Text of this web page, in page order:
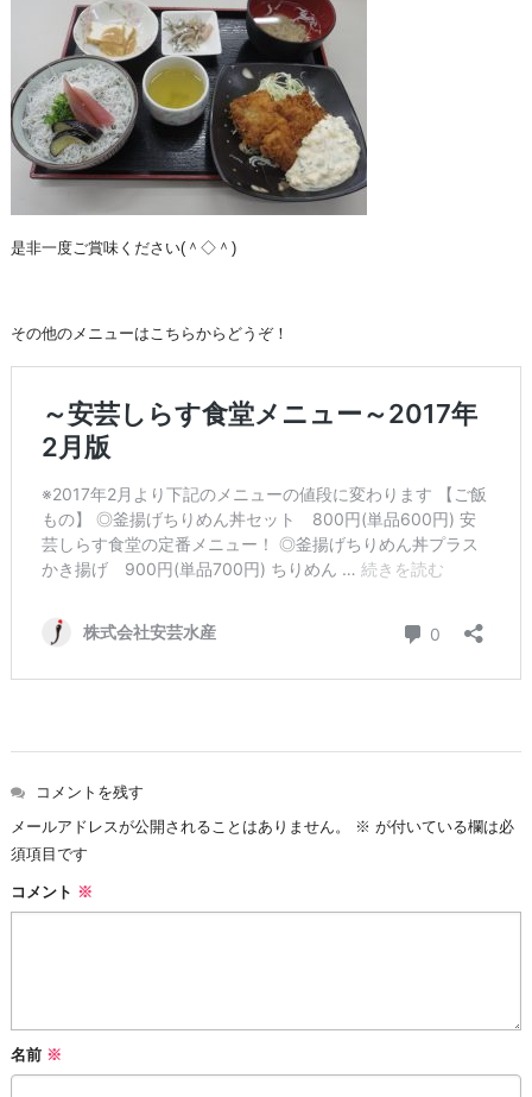
是非一度ご賞味ください(＾◇＾)
その他のメニューはこちらからどうぞ！
コメントを残す
メールアドレスが公開されることはありません。
※ が付いている欄は必
須項目です
コメント ※
名前 ※